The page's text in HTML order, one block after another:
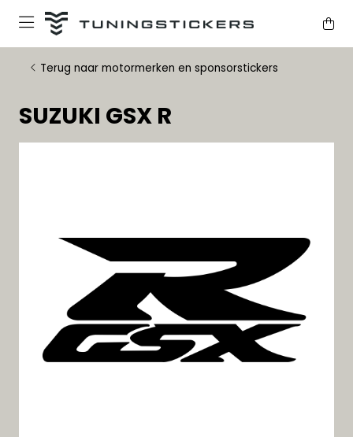
Terug naar motormerken en sponsorstickers
SUZUKI GSX R